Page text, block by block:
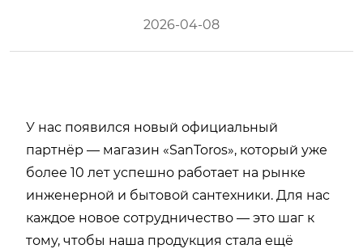
2026-04-08
У нас появился новый официальный
партнёр — магазин «SanToros», который уже
более 10 лет успешно работает на рынке
инженерной и бытовой сантехники. Для нас
каждое новое сотрудничество — это шаг к
тому, чтобы наша продукция стала ещё